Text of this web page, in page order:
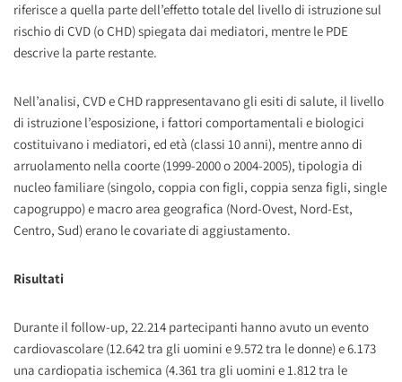
riferisce a quella parte dell’effetto totale del livello di istruzione sul
rischio di CVD (o CHD) spiegata dai mediatori, mentre le PDE
descrive la parte restante.
Nell’analisi, CVD e CHD rappresentavano gli esiti di salute, il livello
di istruzione l’esposizione, i fattori comportamentali e biologici
costituivano i mediatori, ed età (classi 10 anni), mentre anno di
arruolamento nella coorte (1999-2000 o 2004-2005), tipologia di
nucleo familiare (singolo, coppia con figli, coppia senza figli, single
capogruppo) e macro area geografica (Nord-Ovest, Nord-Est,
Centro, Sud) erano le covariate di aggiustamento.
Risultati
Durante il follow-up, 22.214 partecipanti hanno avuto un evento
cardiovascolare (12.642 tra gli uomini e 9.572 tra le donne) e 6.173
una cardiopatia ischemica (4.361 tra gli uomini e 1.812 tra le